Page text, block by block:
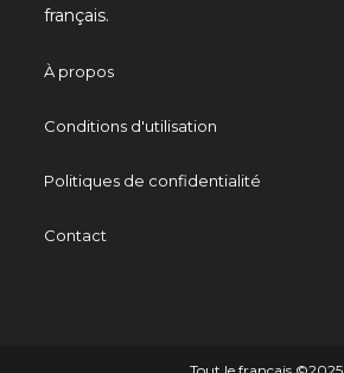
français.
À propos
Conditions d'utilisation
Politiques de confidentialité
Contact